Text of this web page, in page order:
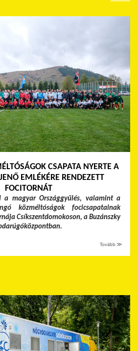
CSAPATA NYERTE A
EMLÉKÉRE RENDEZETT
FOCITORNÁT
a magyar Országgyűlés, valamint a
közméltóságok focicsapatainak
Csíkszentdomokoson, a Buzánszky
Tovább ≫